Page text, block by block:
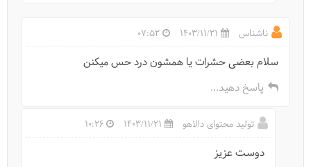
ناشناس 1403/11/21
07:52
سلام بعضی حشرات یا همشون درد حس میکنن
پاسخ دهید...
تولید محتوای دالاهو 1403/11/21
10:26
دوست عزیز